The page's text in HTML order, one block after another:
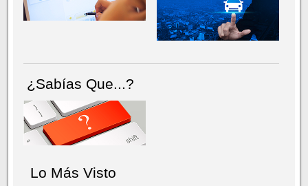
¿Sabías Que...?
Lo Más Visto